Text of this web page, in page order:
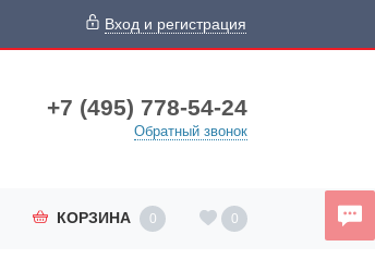
Вход и регистрация
+7 (495) 778-54-24
Обратный звонок
КОРЗИНА 0 0